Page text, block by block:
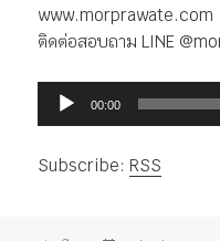
www.morprawate.com
ติดต่อสอบถาม LINE
เสียง
00:00
Subscribe: RSS